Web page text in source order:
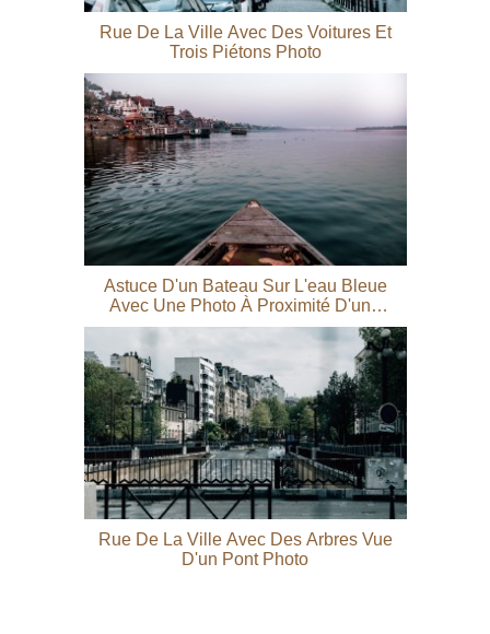
Rue De La Ville Avec Des Voitures Et
Trois Piétons Photo
Astuce D'un Bateau Sur L'eau Bleue
Avec Une Photo À Proximité D'une
Ville
Rue De La Ville Avec Des Arbres Vue
D'un Pont Photo